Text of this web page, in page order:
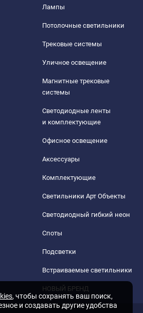
Лампы
Потолочные светильники
Трековые системы
Уличное освещение
Магнитные трековые
системы
Светодиодные ленты
и комплектующие
Офисное освещение
Аксессуары
Комплектующие
Светильники Арт Объекты
Светодиодный гибкий неон
Споты
Подсветки
Встраиваемые светильники
НОВЫЙ БРЕНД
, чтобы сохранять ваш поиск,
и создавать другие удобства